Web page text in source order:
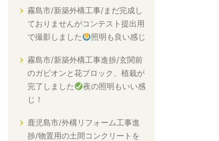
霧島市/新築外構工事/まだ完成し
ておりませんがコンテスト提出用
で撮影しました
照明も良い感じ
霧島市/新築外構工事進捗/玄関前
のガビオンと花ブロック、植栽が
完了しました
夜の照明もいい感
じ！
鹿児島市/外構リフォーム工事進
捗/物置用の土間コンクリートを